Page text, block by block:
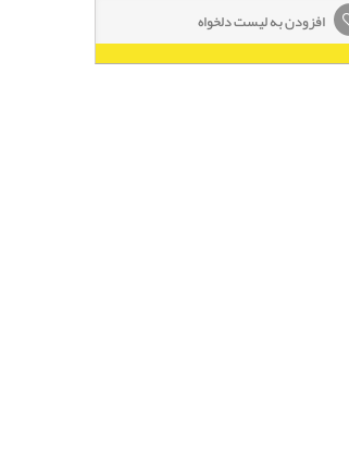
افزودن به لیست دلخواه